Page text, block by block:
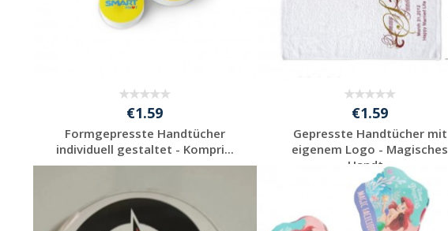
€1.59
Formgepresste Handtücher
individuell gestaltet - Kompri...
Werbeartikel
anfragen
€1.59
Gepresste Handtücher mit
eigenem Logo - Magisches
Handt...
Individuelle
Werbeartikel
anfragen